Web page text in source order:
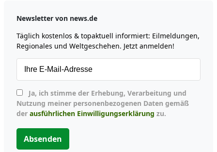
Newsletter von news.de
Täglich kostenlos & topaktuell informiert: Eilmeldungen,
Regionales und Weltgeschehen. Jetzt anmelden!
Nutzung meiner personenbezogenen Daten gemäß
der ausführlichen Einwilligungserklärung zu.
Absenden